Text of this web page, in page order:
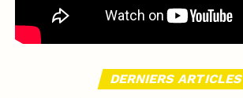
DERNIERS ARTICLES